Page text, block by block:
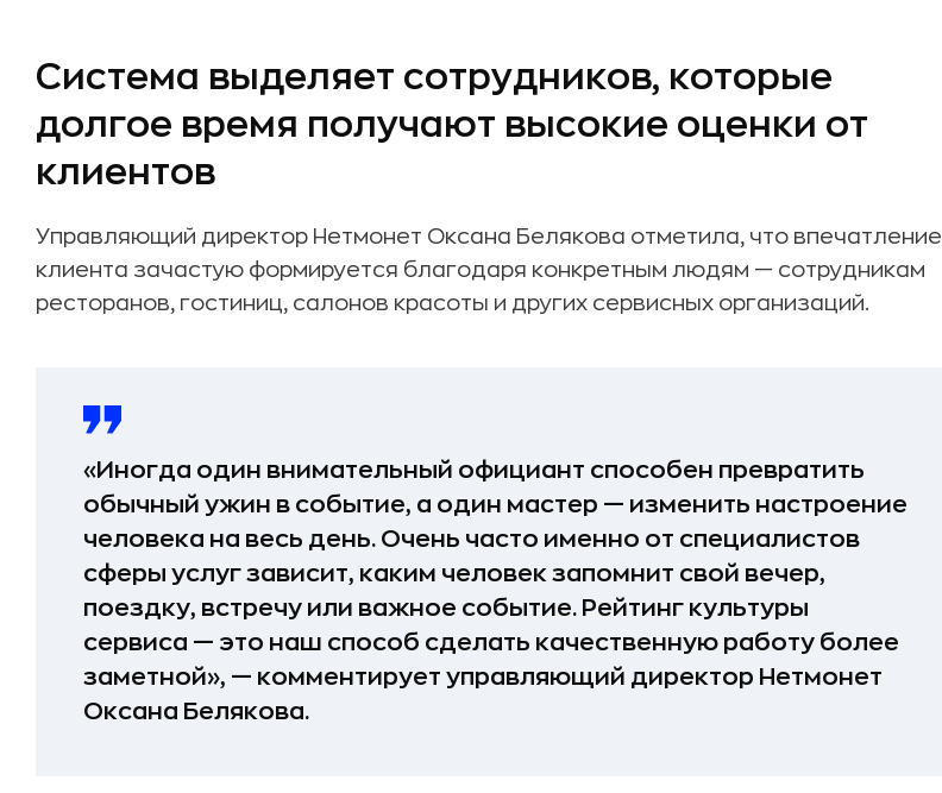
Система выделяет сотрудников, которые
долгое время получают высокие оценки от
клиентов
Управляющий директор Нетмонет Оксана Белякова отметила, что впечатление
клиента зачастую формируется благодаря конкретным людям — сотрудникам
ресторанов, гостиниц, салонов красоты и других сервисных организаций.
«Иногда один внимательный официант способен превратить
обычный ужин в событие, а один мастер — изменить настроение
человека на весь день. Очень часто именно от специалистов
сферы услуг зависит, каким человек запомнит свой вечер,
поездку, встречу или важное событие. Рейтинг культуры
сервиса — это наш способ сделать качественную работу более
заметной», — комментирует управляющий директор Нетмонет
Оксана Белякова.